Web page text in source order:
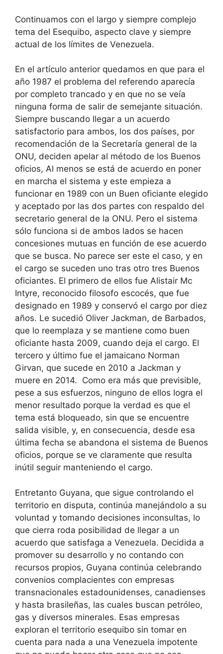
Continuamos con el largo y siempre complejo
tema del Esequibo, aspecto clave y siempre
actual de los límites de Venezuela.
En el artículo anterior quedamos en que para el
año 1987 el problema del referendo aparecía
por completo trancado y en que no se veía
ninguna forma de salir de semejante situación.
Siempre buscando llegar a un acuerdo
satisfactorio para ambos, los dos países, por
recomendación de la Secretaría general de la
ONU, deciden apelar al método de los Buenos
oficios, Al menos se está de acuerdo en poner
en marcha el sistema y este empieza a
funcionar en 1989 con un Buen oficiante elegido
y aceptado por las dos partes con respaldo del
secretario general de la ONU. Pero el sistema
sólo funciona si de ambos lados se hacen
concesiones mutuas en función de ese acuerdo
que se busca. No parece ser este el caso, y en
el cargo se suceden uno tras otro tres Buenos
oficiantes. El primero de ellos fue Alistair Mc
Intyre, reconocido filosofo escocés, que fue
designado en 1989 y conservó el cargo por diez
años. Le sucedió Oliver Jackman, de Barbados,
que lo reemplaza y se mantiene como buen
oficiante hasta 2009, cuando deja el cargo. El
tercero y último fue el jamaicano Norman
Girvan, que sucede en 2010 a Jackman y
muere en 2014. Como era más que previsible,
pese a sus esfuerzos, ninguno de ellos logra el
menor resultado porque la verdad es que el
tema está bloqueado, sin que se encuentre
salida visible, y, en consecuencia, desde esa
última fecha se abandona el sistema de Buenos
oficios, porque se ve claramente que resulta
inútil seguir manteniendo el cargo.
Entretanto Guyana, que sigue controlando el
territorio en disputa, continúa manejándolo a su
voluntad y tomando decisiones inconsultas, lo
que cierra roda posibilidad de llegar a un
acuerdo que satisfaga a Venezuela. Decidida a
promover su desarrollo y no contando con
recursos propios, Guyana continúa celebrando
convenios complacientes con empresas
transnacionales estadounidenses, canadienses
y hasta brasileñas, las cuales buscan petróleo,
gas y diversos minerales. Esas empresas
exploran el territorio esequibo sin tomar en
cuenta para nada a una Venezuela impotente